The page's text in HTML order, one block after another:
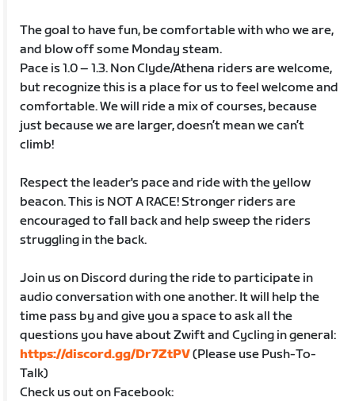
The goal to have fun, be comfortable with who we are,
and blow off some Monday steam.
Pace is 1.0 – 1.3. Non Clyde/Athena riders are welcome,
but recognize this is a place for us to feel welcome and
comfortable. We will ride a mix of courses, because
just because we are larger, doesn’t mean we can’t
climb!
Respect the leader's pace and ride with the yellow
beacon. This is NOT A RACE! Stronger riders are
encouraged to fall back and help sweep the riders
struggling in the back.
Join us on Discord during the ride to participate in
audio conversation with one another. It will help the
time pass by and give you a space to ask all the
questions you have about Zwift and Cycling in general:
https://discord.gg/Dr7ZtPV(Please use Push-To-
Talk)
Check us out on Facebook: